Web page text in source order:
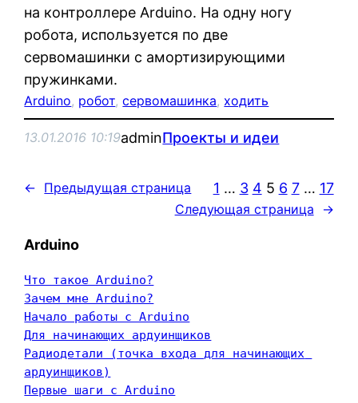
на контроллере Arduino. На одну ногу
робота, используется по две
сервомашинки с амортизирующими
пружинками.
Arduino, робот, сервомашинка, ходить
13.01.2016 10:19adminПроекты и идеи
← Предыдущая страница 1 … 3 4 5 6 7 … 17
Следующая страница →
Arduino
Что такое Arduino?
Зачем мне Arduino?
Начало работы с Arduino
Для начинающих ардуинщиков
Радиодетали (точка входа для начинающих
ардуинщиков)
Первые шаги с Arduino